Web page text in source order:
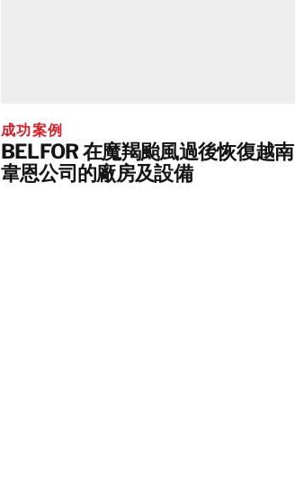
成功案例
BELFOR 在魔羯颱風過後恢復越南
韋恩公司的廠房及設備